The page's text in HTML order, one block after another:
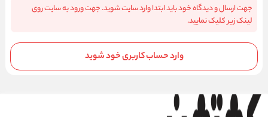
جهت ارسال و دیدگاه خود باید ابتدا وارد سایت شوید. جهت ورود به سایت روی
لینک زیر کلیک نمایید.
وارد حساب کاربری خود شوید